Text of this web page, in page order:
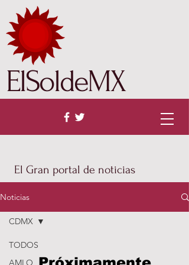
El Gran portal de noticias
ElSoldeMX
Noticias
TODOS
AMLO
CDMX